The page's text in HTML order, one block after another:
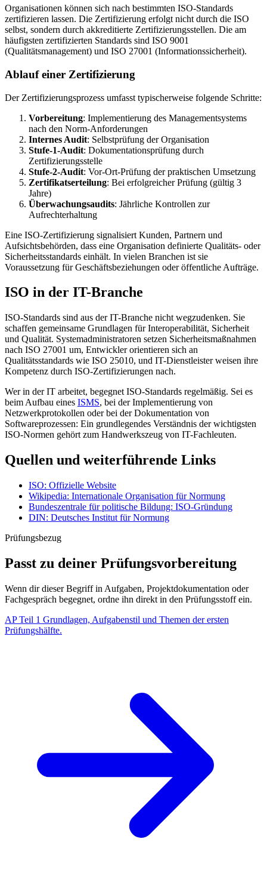
Organisationen können sich nach bestimmten ISO-Standards
zertifizieren lassen. Die Zertifizierung erfolgt nicht durch die ISO
selbst, sondern durch akkreditierte Zertifizierungsstellen. Die am
häufigsten zertifizierten Standards sind ISO 9001
(Qualitätsmanagement) und ISO 27001 (Informationssicherheit).
Ablauf einer Zertifizierung
Der Zertifizierungsprozess umfasst typischerweise folgende Schritte:
Vorbereitung: Implementierung des Managementsystems
nach den Norm-Anforderungen
Internes Audit: Selbstprüfung der Organisation
Stufe-1-Audit: Dokumentationsprüfung durch
Zertifizierungsstelle
Stufe-2-Audit: Vor-Ort-Prüfung der praktischen Umsetzung
Zertifikatserteilung: Bei erfolgreicher Prüfung (gültig 3
Jahre)
Überwachungsaudits: Jährliche Kontrollen zur
Aufrechterhaltung
Eine ISO-Zertifizierung signalisiert Kunden, Partnern und
Aufsichtsbehörden, dass eine Organisation definierte Qualitäts- oder
Sicherheitsstandards einhält. In vielen Branchen ist sie
Voraussetzung für Geschäftsbeziehungen oder öffentliche Aufträge.
ISO in der IT-Branche
ISO-Standards sind aus der IT-Branche nicht wegzudenken. Sie
schaffen gemeinsame Grundlagen für Interoperabilität, Sicherheit
und Qualität. Systemadministratoren setzen Sicherheitsmaßnahmen
nach ISO 27001 um, Entwickler orientieren sich an
Qualitätsstandards wie ISO 25010, und IT-Dienstleister weisen ihre
Kompetenz durch ISO-Zertifizierungen nach.
Wer in der IT arbeitet, begegnet ISO-Standards regelmäßig. Sei es
beim Aufbau eines ISMS, bei der Implementierung von
Netzwerkprotokollen oder bei der Dokumentation von
Softwareprozessen: Ein grundlegendes Verständnis der wichtigsten
ISO-Normen gehört zum Handwerkszeug von IT-Fachleuten.
Quellen und weiterführende Links
ISO: Offizielle Website
Wikipedia: Internationale Organisation für Normung
Bundeszentrale für politische Bildung: ISO-Gründung
DIN: Deutsches Institut für Normung
Prüfungsbezug
Passt zu deiner Prüfungsvorbereitung
Wenn dir dieser Begriff in Aufgaben, Projektdokumentation oder
Fachgespräch begegnet, ordne ihn direkt in den Prüfungsstoff ein.
AP Teil 1 Grundlagen, Aufgabenstil und Themen der ersten
Prüfungshälfte.